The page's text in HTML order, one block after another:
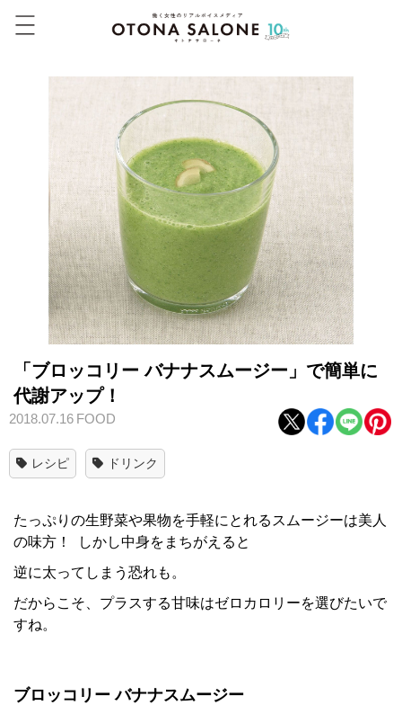
「ブロッコリー バナナスムージー」で簡単に
代謝アップ！
2018.07.16 FOOD
レシピ ドリンク
たっぷりの生野菜や果物を手軽にとれる スムージーは美人
の味方！
しかし中身をまちがえると
逆に太ってしまう恐れも。
だからこそ、 プラスする甘味はゼロカロリーを選びたいで
すね。
ブロッコリー バナナスムージー